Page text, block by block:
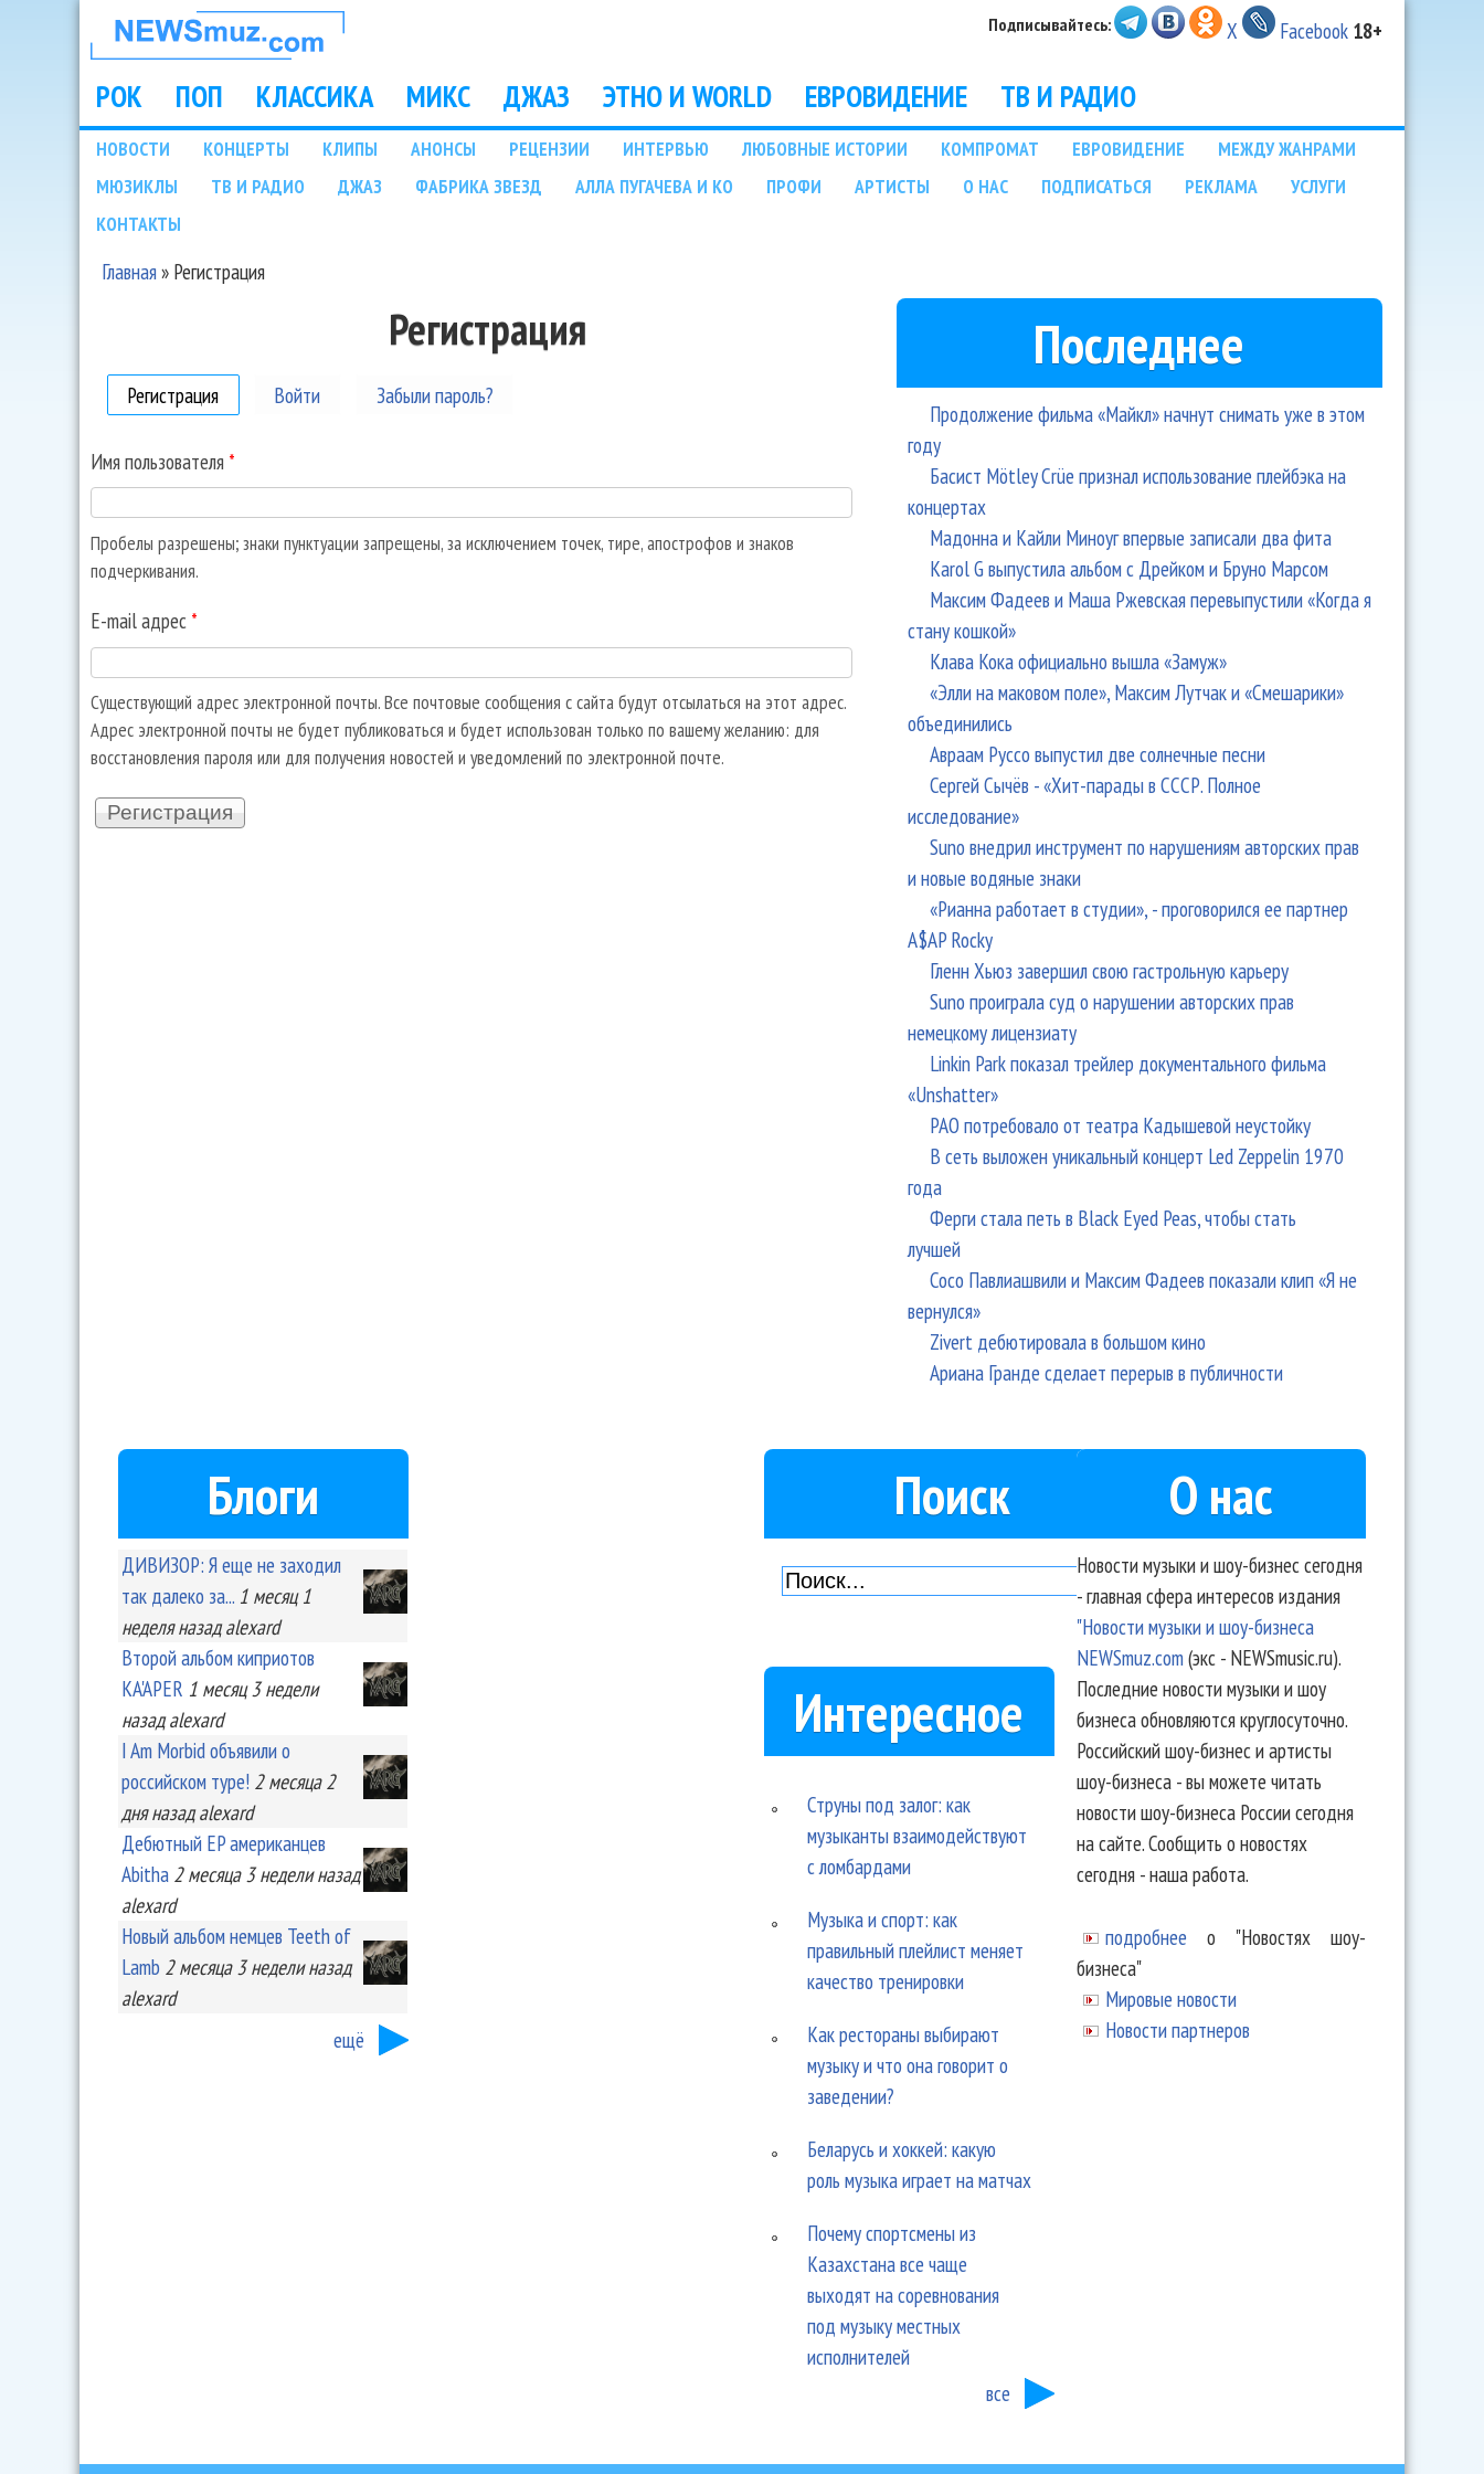
НОВОСТИ
МУЗЫКИ И
ШОУ БИЗНЕСА
NEWSMUZ.COM
Подписывайтесь: X Facebook 18+
Main menu
РОК ПОП КЛАССИКА МИКС ДЖАЗ ЭТНО И WORLD ЕВРОВИДЕНИЕ ТВ И РАДИО
Подразделы
НОВОСТИ КОНЦЕРТЫ КЛИПЫ АНОНСЫ РЕЦЕНЗИИ ИНТЕРВЬЮ ЛЮБОВНЫЕ ИСТОРИИ КОМПРОМАТ ЕВРОВИДЕНИЕ
МЕЖДУ ЖАНРАМИ
МЮЗИКЛЫ
ТВ И РАДИО ДЖАЗ ФАБРИКА ЗВЕЗД АЛЛА ПУГАЧЕВА И КО ПРОФИ АРТИСТЫ О НАС ПОДПИСАТЬСЯ РЕКЛАМА
УСЛУГИ
КОНТАКТЫ
Главная» Регистрация
Регистрация
Регистрация (активная вкладка)
Войти Забыли пароль?
Имя пользователя *
Пробелы разрешены; знаки пунктуации запрещены, за исключением точек, тире, апострофов и знаков
подчеркивания.
E-mail адрес *
Существующий адрес электронной почты. Все почтовые сообщения с сайта будут отсылаться на этот адрес.
Адрес электронной почты не будет публиковаться и будет использован только по вашему желанию: для
восстановления пароля или для получения новостей и уведомлений по электронной почте.
Последнее
Продолжение фильма «Майкл» начнут снимать уже в этом
году
Басист Mötley Crüe признал использование плейбэка на
концертах
Мадонна и Кайли Миноуг впервые записали два фита
Karol G выпустила альбом с Дрейком и Бруно Марсом
Максим Фадеев и Маша Ржевская перевыпустили «Когда я
стану кошкой»
Клава Кока официально вышла «Замуж»
«Элли на маковом поле», Максим Лутчак и «Смешарики»
объединились
Авраам Руссо выпустил две солнечные песни
Сергей Сычёв - «Хит-парады в СССР. Полное
исследование»
Suno внедрил инструмент по нарушениям авторских прав
и новые водяные знаки
«Рианна работает в студии», - проговорился ее партнер
A$AP Rocky
Гленн Хьюз завершил свою гастрольную карьеру
Suno проиграла суд о нарушении авторских прав
немецкому лицензиату
Linkin Park показал трейлер документального фильма
«Unshatter»
РАО потребовало от театра Кадышевой неустойку
В сеть выложен уникальный концерт Led Zeppelin 1970
года
Ферги стала петь в Black Eyed Peas, чтобы стать
лучшей
Сосо Павлиашвили и Максим Фадеев показали клип «Я не
вернулся»
Zivert дебютировала в большом кино
Ариана Гранде сделает перерыв в публичности
Блоги
ДИВИЗОР: Я еще не заходил
так далеко за... 1 месяц 1
неделяназад alexard
Второй альбом киприотов
KA'APER 1 месяц 3 недели
назад alexard
I Am Morbid объявили о
российском туре! 2 месяца 2
дняназад alexard
Дебютный EP американцев
Abitha 2 месяца 3 неделиназад
alexard
Новый альбом немцев Teeth of
Lamb 2 месяца 3 неделиназад
alexard
ещё
Поиск
Интересное
Струны под залог: как
музыканты взаимодействуют
с ломбардами
Музыка и спорт: как
правильный плейлист меняет
качество тренировки
Как рестораны выбирают
музыку и что она говорит о
заведении?
Беларусь и хоккей: какую
роль музыка играет на матчах
Почему спортсмены из
Казахстана все чаще
выходят на соревнования
под музыку местных
исполнителей
все
О нас
Новости музыки и шоу-бизнес сегодня
- главная сфера интересов издания
"Новости музыки и шоу-бизнеса
NEWSmuz.com(экс - NEWSmusic.ru).
Последние новости музыки и шоу
бизнеса обновляются круглосуточно.
Российский шоу-бизнес и артисты
шоу-бизнеса - вы можете читать
новости шоу-бизнеса России сегодня
на сайте. Сообщить о новостях
сегодня - наша работа.
подробнее о "Новостях шоу-
бизнеса"
Мировые новости
Новости партнеров